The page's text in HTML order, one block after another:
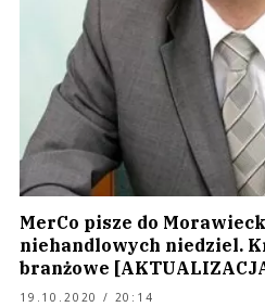
MerCo pisze do
niehandlowych niedziel.
branżowe
19.10.2020 / 20:14